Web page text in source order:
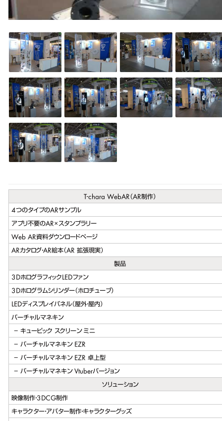
T-chara WebAR（AR制作）
4つのタイプのARサンプル
アプリ不要のAR×スタンプラリー
Web AR資料ダウンロードページ
ARカタログ・AR絵本（AR 拡張現実）
製品
3DホログラフィックLEDファン
3Dホログラムシリンダー（ホロチューブ）
LEDディスプレイパネル（屋外・屋内）
バーチャルマネキン
キュービック スクリーン ミニ
バーチャルマネキン EZR
バーチャルマネキン EZR 卓上型
バーチャルマネキン Vtuberバージョン
ソリューション
映像制作・3DCG制作
キャラクター・アバター制作・キャラクターグッズ